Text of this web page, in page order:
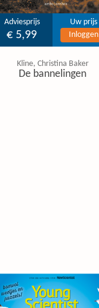
Adviesprijs
€ 5,99
Uw prijs
Inloggen
Kline, Christina Baker
De bannelingen